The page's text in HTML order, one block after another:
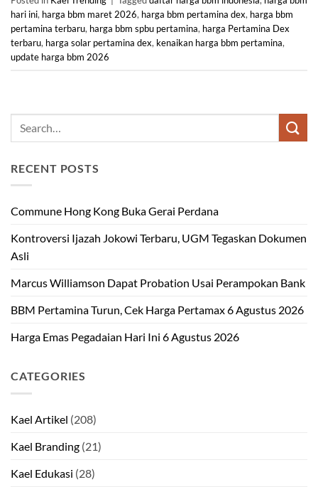
hari ini, harga bbm maret 2026, harga bbm pertamina dex, harga bbm
pertamina terbaru, harga bbm spbu pertamina, harga Pertamina Dex
terbaru, harga solar pertamina dex, kenaikan harga bbm pertamina,
update harga bbm 2026
RECENT POSTS
Commune Hong Kong Buka Gerai Perdana
Kontroversi Ijazah Jokowi Terbaru, UGM Tegaskan Dokumen
Asli
Marcus Williamson Dapat Probation Usai Perampokan Bank
BBM Pertamina Turun, Cek Harga Pertamax 6 Agustus 2026
Harga Emas Pegadaian Hari Ini 6 Agustus 2026
CATEGORIES
Kael Artikel (208)
Kael Branding (21)
Kael Edukasi (28)